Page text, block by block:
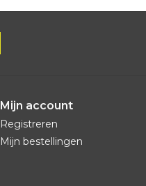
Mijn account
Registreren
Mijn bestellingen